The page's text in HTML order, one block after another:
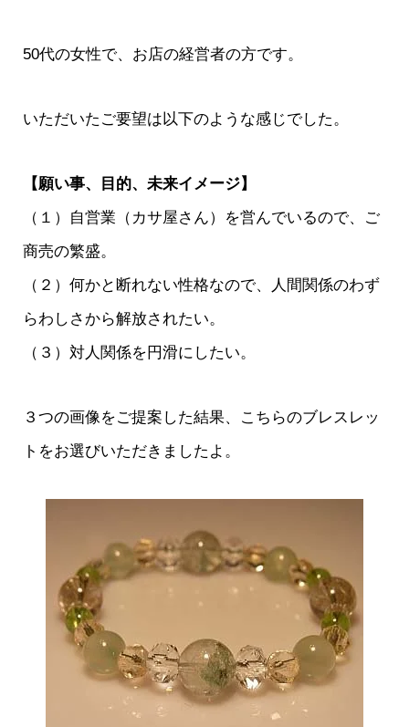
50代の女性で、お店の経営者の方です。
いただいたご要望は以下のような感じでした。
【願い事、目的、未来イメージ】
（１）自営業（カサ屋さん）を営んでいるので、ご
商売の繁盛。
（２）何かと断れない性格なので、人間関係のわず
らわしさから解放されたい。
（３）対人関係を円滑にしたい。
３つの画像をご提案した結果、こちらのブレスレッ
トをお選びいただきましたよ。